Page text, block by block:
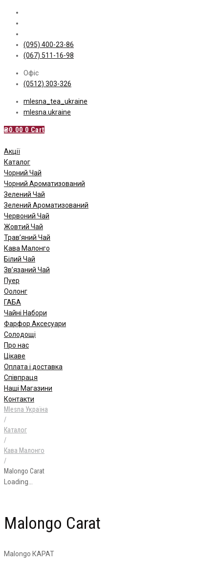
Skip
content
(095) 400-23-86
(067) 511-16-98
Офіс
(0512) 303-326
mlesna_tea_ukraine
mlesna.ukraine
₴0.00 0 Cart
Акції
Каталог
Чорний Чай
Чорний Ароматизований
Зелений Чай
Зелений Ароматизований
Червоний Чай
Жовтий Чай
Трав’яний Чай
Кава Малонго
Білий Чай
Зв’язаний Чай
Пуер
Oолонг
ГАБА
Чайні Набори
Фарфор Аксесуари
Солодощі
Про нас
Цікаве
Оплата і доставка
Співпраця
Наші Магазини
Контакти
Mlesna Україна
/
Каталог
/
Кава Малонго
/
Malongo Carat
Loading...
Malongo Carat
Malongo КАРАТ